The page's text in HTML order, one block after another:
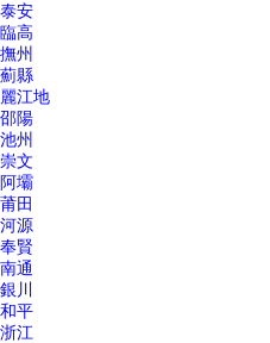
泰安
臨高
撫州
薊縣
麗江地
邵陽
池州
崇文
阿壩
莆田
河源
奉賢
南通
銀川
和平
浙江